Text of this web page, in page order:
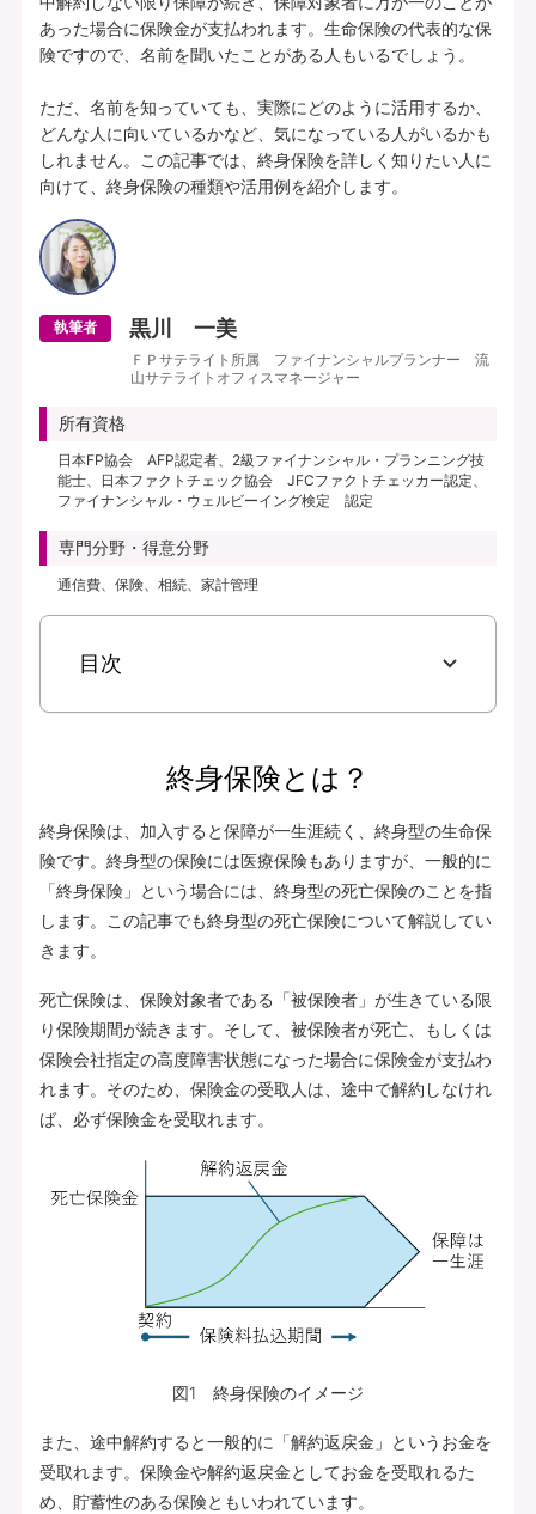
あった場合に保険金が支払われます。生命保険の代表的な保
険ですので、名前を聞いたことがある人もいるでしょう。
ただ、名前を知っていても、実際にどのように活用するか、
どんな人に向いているかなど、気になっている人がいるかも
しれません。この記事では、終身保険を詳しく知りたい人に
執筆者 黒川 一美
ＦＰサテライト所属 ファイナンシャルプランナー 流
山サテライトオフィスマネージャー
所有資格
日本FP協会 AFP認定者、2級ファイナンシャル・プランニング技
能士、日本ファクトチェック協会 JFCファクトチェッカー認定、
ファイナンシャル・ウェルビーイング検定 認定
専門分野・得意分野
通信費、保険、相続、家計管理
目次
終身保険とは？
終身保険は、加入すると保障が一生涯続く、終身型の生命保
険です。終身型の保険には医療保険もありますが、一般的に
「終身保険」という場合には、終身型の死亡保険のことを指
します。この記事でも終身型の死亡保険について解説してい
きます。
死亡保険は、保険対象者である「被保険者」が生きている限
り保険期間が続きます。そして、被保険者が死亡、もしくは
保険会社指定の高度障害状態になった場合に保険金が支払わ
れます。そのため、保険金の受取人は、途中で解約しなけれ
ば、必ず保険金を受取れます。
図1 終身保険のイメージ
また、途中解約すると一般的に「解約返戻金」というお金を
受取れます。保険金や解約返戻金としてお金を受取れるた
め、貯蓄性のある保険ともいわれています。